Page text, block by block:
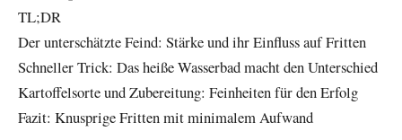
TL;DR
Der unterschätzte Feind: Stärke und ihr Einfluss auf Fritten
Schneller Trick: Das heiße Wasserbad macht den Unterschied
Kartoffelsorte und Zubereitung: Feinheiten für den Erfolg
Fazit: Knusprige Fritten mit minimalem Aufwand